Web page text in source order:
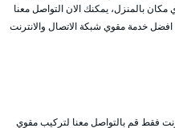
بالمنزل، يمكنك الان التواصل معنا
خدمة مقوي شبكة الاتصال والانترنت
فقط قم بالتواصل معنا لتركيب مقوي